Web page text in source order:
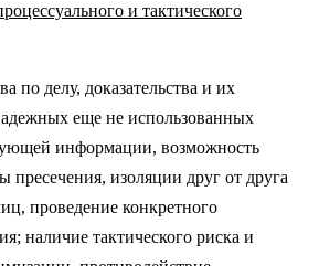
и тактического
по делу, доказательства и их
еще не использованных
информации, возможность
изоляции друг от друга
проведение конкретного
наличие тактического риска и